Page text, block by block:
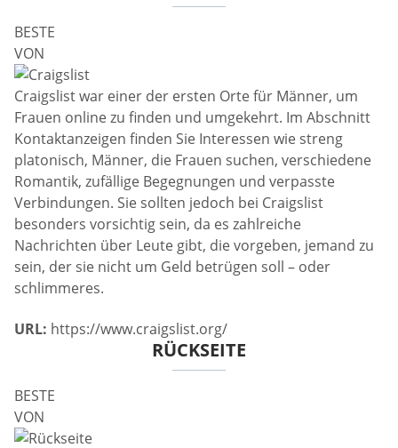
BESTE
VON
Craigslist war einer der ersten Orte für Männer, um
Frauen online zu finden und umgekehrt. Im Abschnitt
Kontaktanzeigen finden Sie Interessen wie streng
platonisch, Männer, die Frauen suchen, verschiedene
Romantik, zufällige Begegnungen und verpasste
Verbindungen. Sie sollten jedoch bei Craigslist
besonders vorsichtig sein, da es zahlreiche
Nachrichten über Leute gibt, die vorgeben, jemand zu
sein, der sie nicht um Geld betrügen soll – oder
schlimmeres.
URL: https://www.craigslist.org/
RÜCKSEITE
BESTE
VON